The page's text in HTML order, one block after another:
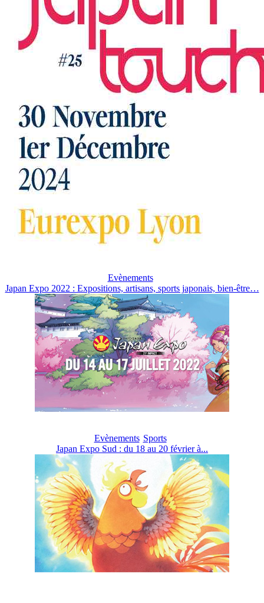
Evènements
Japan Expo 2022 : Expositions, artisans, sports japonais, bien-être…
Evènements Sports
Japan Expo Sud : du 18 au 20 février à...